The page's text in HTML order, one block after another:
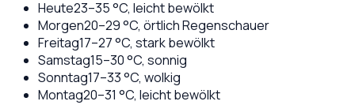
Heute23–35°C, leicht bewölkt
Morgen20–29°C, örtlich Regenschauer
Freitag17–27°C, stark bewölkt
Samstag15–30°C, sonnig
Sonntag17–33°C, wolkig
Montag20–31 °C, leicht bewölkt